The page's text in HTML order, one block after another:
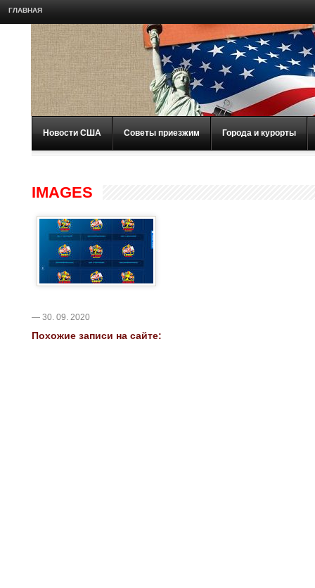
ГЛАВНАЯ
Новости США Советы приезжим Города и курорты
IMAGES
— 30. 09. 2020
Похожие записи на сайте: